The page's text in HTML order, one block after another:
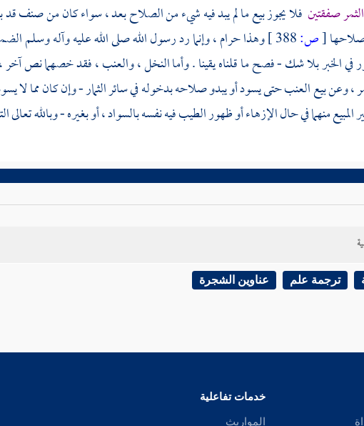
صفقتين فلا يجوز بيع ما لم يبد فيه شيء من الصلاح بعد ، سواء كان من صنف
[ص:
وهذا حرام ، وإنما رد رسول الله صلى الله عليه وآله وسلم
في الخبر بلا شك - فصح ما قلناه يقينا . وأما النخل ، والعنب ، فقد خصهما نص
، وعن بيع العنب حتى يسود أو يبدو صلاحه بدخوله في سائر الثمار - وإن كان مما لا
منهما في حال الإزهاء أو ظهور الطيب فيه نفسه بالسواد ، أو بغيره - وبالله تعالى
ترجمة علم عناوين الشجرة
خدمات تفاعلية
المواريث